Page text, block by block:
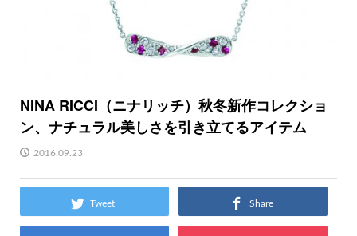
NINA RICCI（ニナリッチ）秋冬新作コレクショ
ン、ナチュラル美しさを引き立てるアイテム
2016.09.23
Tweet Share